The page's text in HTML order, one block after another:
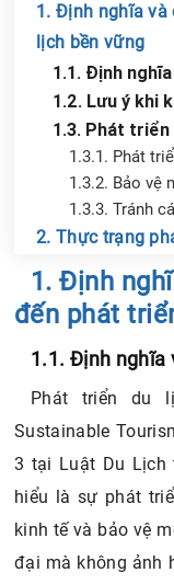
1. Định nghĩa và
lịch bền vững
1.1. Định
1.2. Lưu ý khi
1.3. Phát triển
1.3.1. Phát
1.3.2. Bảo vệ
1.3.3. Tránh
2. Thực trạng
gia và Việt Nam
2.1. Thực
quốc gia
2.2. Thực
vững tại Việt
2.2.1.
vững tại Việt Nam
2.2.2.
Nam
1. Định
đến phát
1.1. Định nghĩa
Phát triển du
Sustainable
3 tại Luật Du Lịch
hiểu là sự phát
kinh tế và bảo vệ
đại mà không ảnh